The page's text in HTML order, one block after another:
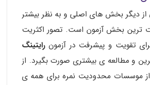
از دیگر بخش های اصلی و به نظر بیشتر
ترین بخش آزمون است. تصور اکثریت
تقویت و پیشرفت در آزمون رایتینگ
و مطالعه ی بیشتری صورت بگیرد. از
موسسات محدودیت نمره برای همه ی